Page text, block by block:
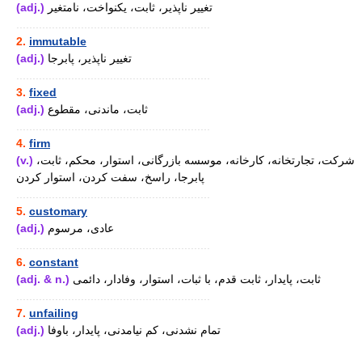
(adj.) تغییر ناپذیر، ثابت، یکنواخت، نامتغیر
2. immutable
(adj.) تغییر ناپذیر، پابرجا
3. fixed
(adj.) ثابت، ماندنی، مقطوع
4. firm
(v.)
پابرجا، راسخ، سفت کردن، استوار کردن
5. customary
(adj.) عادی، مرسوم
6. constant
(adj. & n.) ثابت، پایدار، ثابت قدم، با ثبات، استوار، وفادار، دائمی
7. unfailing
(adj.) تمام نشدنی، کم نیامدنی، پایدار، باوفا